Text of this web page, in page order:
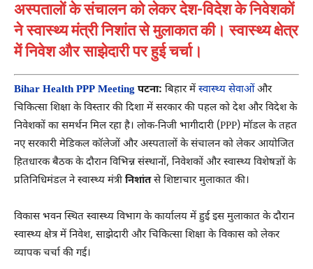
अस्पतालों के संचालन को लेकर देश-विदेश के निवेशकों
ने स्वास्थ्य मंत्री निशांत से मुलाकात की। स्वास्थ्य क्षेत्र
में निवेश और साझेदारी पर हुई चर्चा।
Bihar Health PPP Meeting पटना: बिहार मेंस्वास्थ्य सेवाओंऔर
चिकित्सा शिक्षा के विस्तार की दिशा में सरकार की पहल को देश और विदेश के
निवेशकों का समर्थन मिल रहा है। लोक-निजी भागीदारी (PPP) मॉडल के तहत
नए सरकारी मेडिकल कॉलेजों और अस्पतालों के संचालन को लेकर आयोजित
हितधारक बैठक के दौरान विभिन्न संस्थानों, निवेशकों और स्वास्थ्य विशेषज्ञों के
प्रतिनिधिमंडल ने स्वास्थ्य मंत्री निशांतसे शिष्टाचार मुलाकात की।
विकास भवन स्थित स्वास्थ्य विभाग के कार्यालय में हुई इस मुलाकात के दौरान
स्वास्थ्य क्षेत्र में निवेश, साझेदारी और चिकित्सा शिक्षा के विकास को लेकर
व्यापक चर्चा की गई।